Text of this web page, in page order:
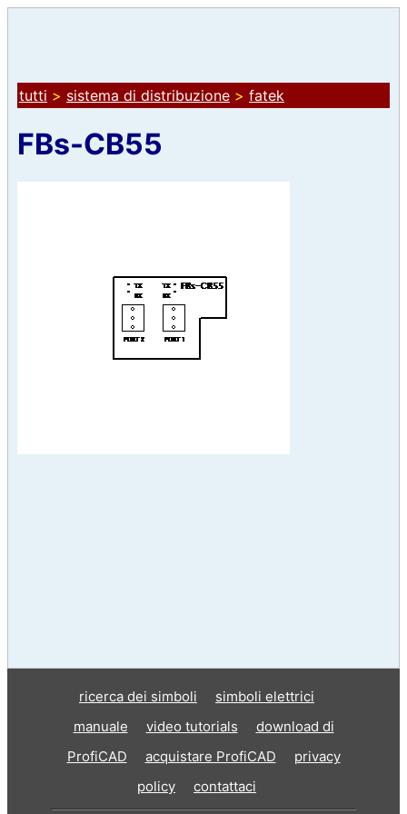
tutti > sistema di distribuzione > fatek
FBs-CB55
ricerca dei simboli
simboli elettrici
manuale
video tutorials
download di
ProfiCAD
acquistare ProfiCAD
privacy
policy
contattaci